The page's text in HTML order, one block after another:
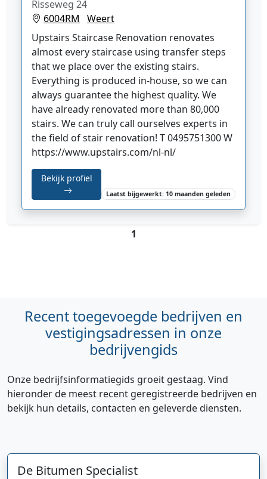
Risseweg 24
6004RM
Weert
Upstairs Staircase Renovation renovates
almost every staircase using transfer steps
that we place over the existing stairs.
Everything is produced in-house, so we can
always guarantee the highest quality. We
have already renovated more than 80,000
stairs. We can truly call ourselves experts in
the field of stair renovation! T 0495751300 W
https://www.upstairs.com/nl-nl/
Bekijk profiel
Laatst bijgewerkt: 10 maanden geleden
1
Recent toegevoegde bedrijven en
vestigingsadressen in onze
bedrijvengids
Onze bedrijfsinformatiegids groeit gestaag. Vind
hieronder de meest recent geregistreerde bedrijven en
bekijk hun details, contacten en geleverde diensten.
De Bitumen Specialist